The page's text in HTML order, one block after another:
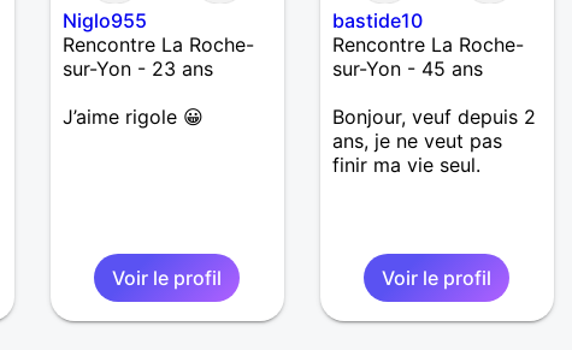
Niglo955
Rencontre La Roche-
sur-Yon - 23 ans
J’aime rigole 😀
Voir le profil
bastide10
Rencontre La Roche-
sur-Yon - 45 ans
Bonjour, veuf depuis 2
ans, je ne veut pas
finir ma vie seul.
Voir le profil